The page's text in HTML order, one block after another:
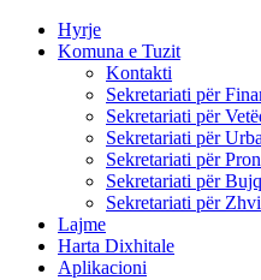
Hyrje
Komuna e Tuzit
Kontakti
Sekretariati për
Sekretariati për
Sekretariati për
Sekretariati për
Sekretariati për
Sekretariati për
Lajme
Harta Dixhitale
Aplikacioni